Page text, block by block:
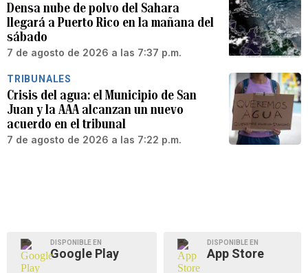
Densa nube de polvo del Sahara
llegará a Puerto Rico en la mañana del
sábado
7 de agosto de 2026 a las 7:37 p.m.
TRIBUNALES
Crisis del agua: el Municipio de San
Juan y la AAA alcanzan un nuevo
acuerdo en el tribunal
7 de agosto de 2026 a las 7:22 p.m.
DISPONIBLE EN
Google Play
DISPONIBLE EN
App Store